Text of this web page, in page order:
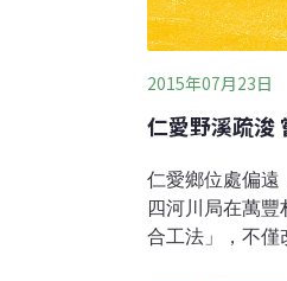
2015年07月23日
仁愛野溪疏浚
仁愛鄉位處偏遠
四河川局在萬
合工法」，不僅